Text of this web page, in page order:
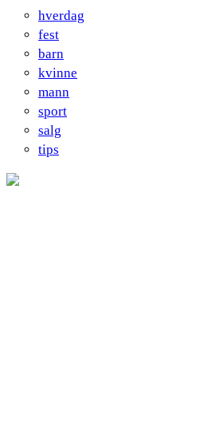
hverdag
fest
barn
kvinne
mann
sport
salg
tips